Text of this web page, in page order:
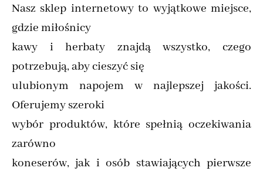
Nasz sklep internetowy to wyjątkowe miejsce,
gdzie miłośnicy
kawy i herbaty znajdą wszystko, czego
potrzebują, aby cieszyć się
ulubionym napojem w najlepszej jakości.
Oferujemy szeroki
wybór produktów, które spełnią oczekiwania
zarówno
koneserów, jak i osób stawiających pierwsze